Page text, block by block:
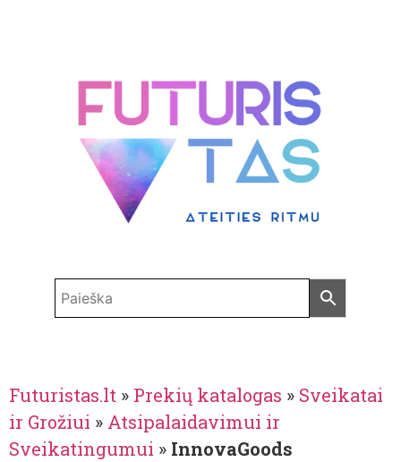
Futuristas.lt » Prekių katalogas » Sveikatai
ir Grožiui » Atsipalaidavimui ir
Sveikatingumui » InnovaGoods